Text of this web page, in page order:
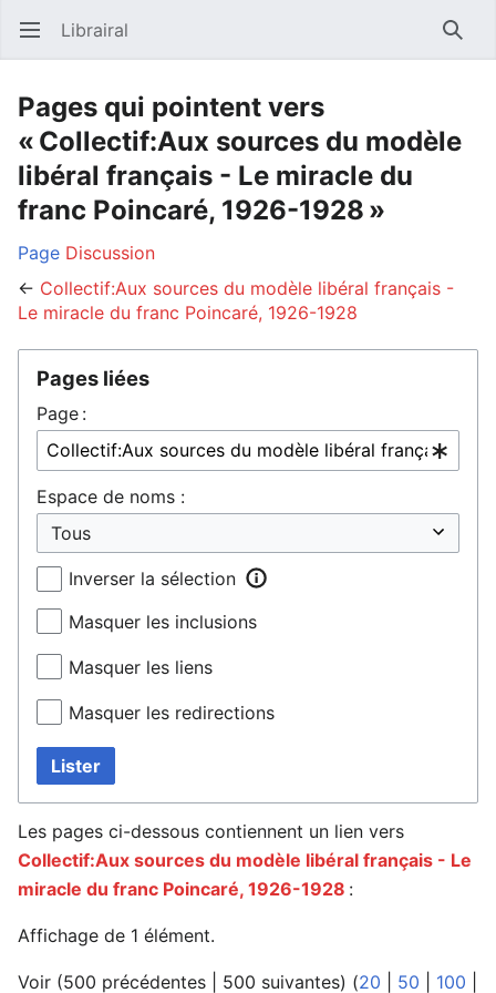
Ouvrir le menu principal Librairal
Pages qui pointent vers
« Collectif:Aux sources du modèle
libéral français - Le miracle du
franc Poincaré, 1926-1928 »
Page Discussion
← Collectif:Aux sources du modèle libéral français -
Le miracle du franc Poincaré, 1926-1928
Pages liées
Page :
Espace de noms :
Inverser la sélection
Masquer les inclusions
Masquer les liens
Masquer les redirections
Lister
Les pages ci-dessous contiennent un lien vers
Collectif:Aux sources du modèle libéral français - Le
miracle du franc Poincaré, 1926-1928 :
Affichage de 1 élément.
Voir (500 précédentes 500 suivantes) (20 50 100